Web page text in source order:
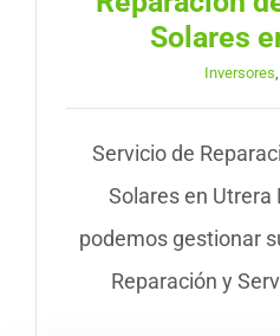
Solares
Inversores,
Servicio de
Solares en Utrera
podemos gestionar
Reparación y